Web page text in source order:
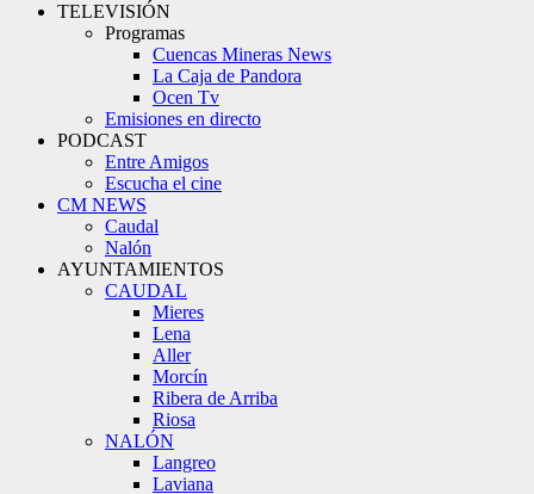
TELEVISIÓN
Programas
Cuencas Mineras News
La Caja de Pandora
Ocen Tv
Emisiones en directo
PODCAST
Entre Amigos
Escucha el cine
CM NEWS
Caudal
Nalón
AYUNTAMIENTOS
CAUDAL
Mieres
Lena
Aller
Morcín
Ribera de Arriba
Riosa
NALÓN
Langreo
Laviana